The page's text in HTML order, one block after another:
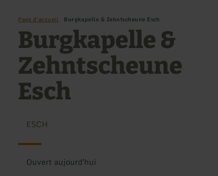
Page d'accueil Burgkapelle & Zehntscheune Esch
Burgkapelle &
Zehntscheune
Esch
ESCH
Ouvert aujourd'hui